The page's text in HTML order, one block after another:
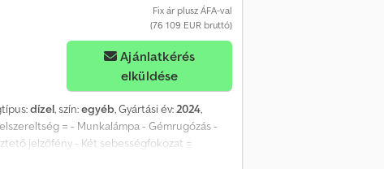
Más berendezés is érdekli? Platformunkon
és üzemeltető számára – könnyedén
Fix ár plusz ÁFA-val
(76 109 EUR bruttó)
Ajánlatkérés
elküldése
dízel, szín:egyéb, Gyártási év:2024,
= - Munkalámpa - Gémrugózás -
jelzőfény - Két sebességfokozat =
Gyártási ország: USA Állapot CE-